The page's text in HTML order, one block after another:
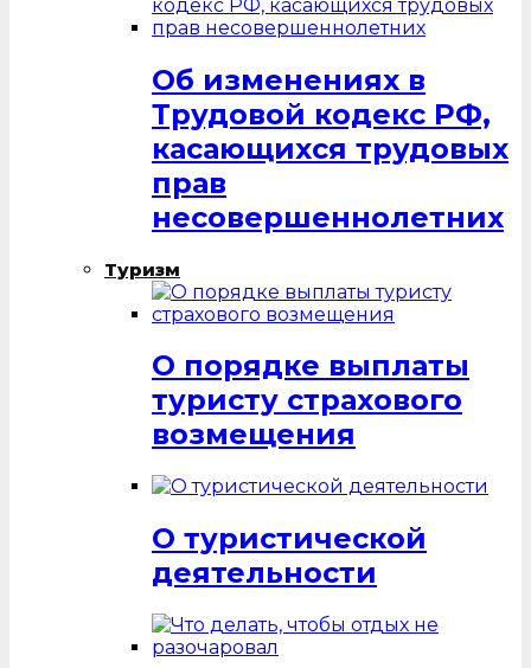
Об изменениях в
Трудовой кодекс РФ,
касающихся трудовых
прав
несовершеннолетних
Туризм
О порядке выплаты
туристу страхового
возмещения
О туристической
деятельности